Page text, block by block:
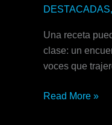
DESTACADAS,
Una receta
clase: un
voces que
Sabores
nos
unen,
memorias
se
Read More »